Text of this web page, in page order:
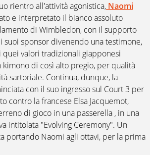
rientro all'attività agonistica, Naomi
e interpretato il bianco assoluto
di Wimbledon, con il supporto
suoi sponsor divenendo una testimone,
quei valori tradizionali giapponesi
di così alto pregio, per qualità
sartoriale. Continua, dunque, la
con il suo ingresso sul Court 3 per
contro la francese Elsa Jacquemot,
di gioco in una passerella , in una
intitolata "Evolving Ceremony". Un
portando Naomi agli ottavi, per la prima